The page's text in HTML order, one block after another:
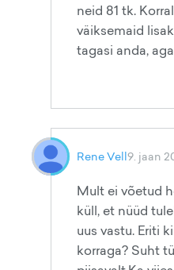
neid 81 tk.
väiksemaid
tagasi anda,
Rene Vell9. jaan
Mult ei võetud
küll, et nüüd
uus vastu. Eriti
korraga? Suht